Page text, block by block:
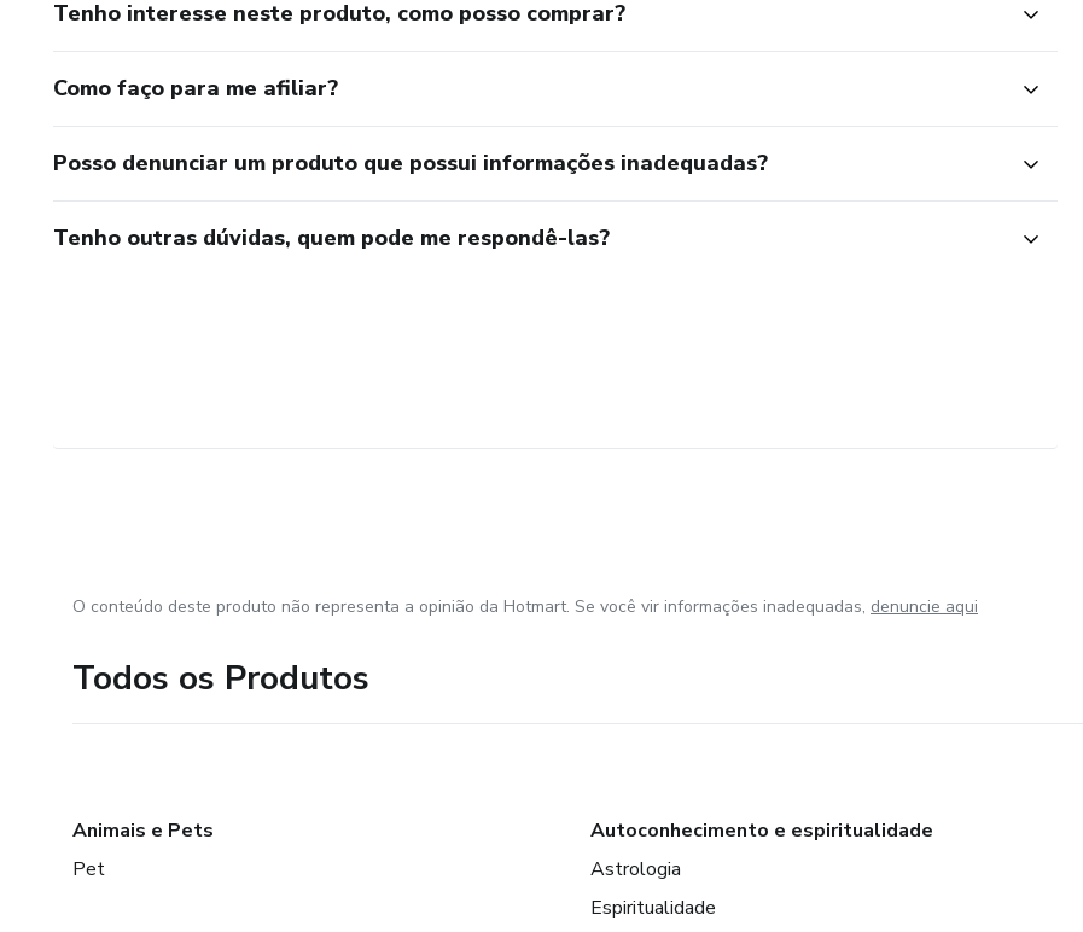
Tenho interesse neste produto, como posso comprar?
Como faço para me afiliar?
Posso denunciar um produto que possui informações inadequadas?
Tenho outras dúvidas, quem pode me respondê-las?
O conteúdo deste produto não representa a opinião da Hotmart. Se você vir informações inadequadas, denuncie aqui
Todos os Produtos
Animais e Pets
Pet
Autoconhecimento e espiritualidade
Astrologia
Espiritualidade